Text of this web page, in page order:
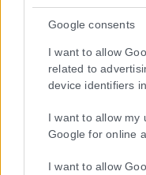
Google consents
I want to allow
related to
device identifiers
I want to allow my
Google for online
I want to allow